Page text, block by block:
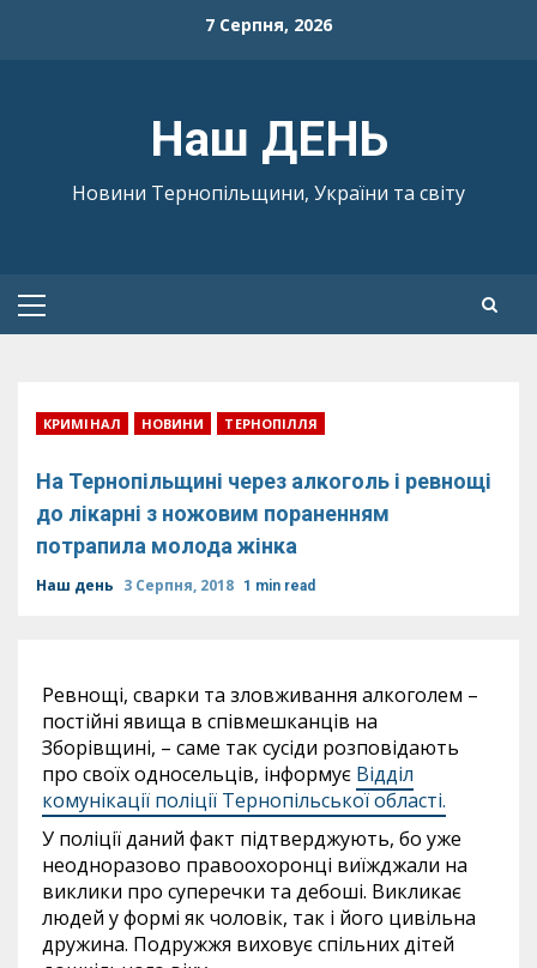
7 Серпня, 2026
Наш ДЕНЬ
Новини Тернопільщини, України та світу
Primary
КРИМІНАЛ НОВИНИ ТЕРНОПІЛЛЯ
На Тернопільщині через алкоголь і ревнощі
до лікарні з ножовим пораненням
потрапила молода жінка
Наш день 3 Серпня, 2018 1 min read
Ревнощі, сварки та зловживання алкоголем –
постійні явища в співмешканців на
Зборівщині, – саме так сусіди розповідають
про своїх односельців, інформує Відділ
комунікації поліції Тернопільської області.
У поліції даний факт підтверджують, бо уже
неодноразово правоохоронці виїжджали на
виклики про суперечки та дебоші. Викликає
людей у формі як чоловік, так і його цивільна
дружина. Подружжя виховує спільних дітей